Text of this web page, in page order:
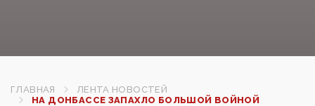
ГЛАВНАЯ
ЛЕНТА НОВОСТЕЙ
НА ДОНБАССЕ ЗАПАХЛО БОЛЬШОЙ ВОЙНОЙ